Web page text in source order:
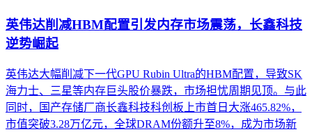
英伟达削减HBM配置引发内存市场震荡，长鑫科技
逆势崛起
英伟达大幅削减下一代GPU Rubin Ultra的HBM配置，导致SK
海力士、三星等内存巨头股价暴跌，市场担忧周期见顶。与此
同时，国产存储厂商长鑫科技科创板上市首日大涨465.82%，
市值突破3.28万亿元，全球DRAM份额升至8%，成为市场新